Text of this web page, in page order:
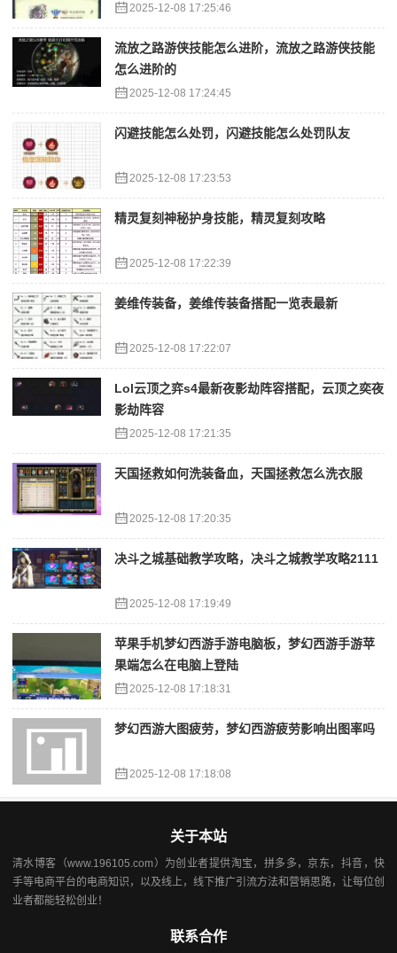
2025-12-08 17:25:46
流放之路游侠技能怎么进阶，流放之路游侠技能
怎么进阶的
2025-12-08 17:24:45
闪避技能怎么处罚，闪避技能怎么处罚队友
2025-12-08 17:23:53
精灵复刻神秘护身技能，精灵复刻攻略
2025-12-08 17:22:39
姜维传装备，姜维传装备搭配一览表最新
2025-12-08 17:22:07
Lol云顶之弈s4最新夜影劫阵容搭配，云顶之奕夜
影劫阵容
2025-12-08 17:21:35
天国拯救如何洗装备血，天国拯救怎么洗衣服
2025-12-08 17:20:35
决斗之城基础教学攻略，决斗之城教学攻略2111
2025-12-08 17:19:49
苹果手机梦幻西游手游电脑板，梦幻西游手游苹
果端怎么在电脑上登陆
2025-12-08 17:18:31
梦幻西游大图疲劳，梦幻西游疲劳影响出图率吗
2025-12-08 17:18:08
关于本站
清水博客（www.196105.com）为创业者提供淘宝，拼多多，京东，抖音，快
手等电商平台的电商知识，以及线上，线下推广引流方法和营销思路，让每位创
业者都能轻松创业！
联系合作